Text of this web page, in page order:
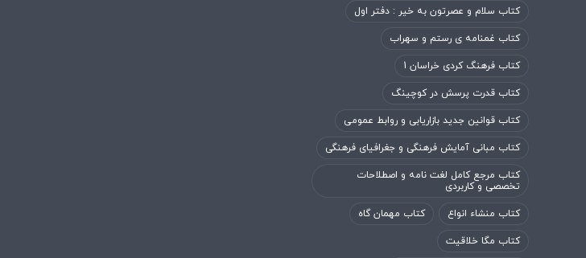
کتاب سلام و عصرتون به خیر : دفتر اول
کتاب غمنامه ی رستم و سهراب
کتاب فرهنگ کردی خراسان 1
کتاب قدرت پرسش در کوچینگ
کتاب قوانین جدید بازاریابی و روابط عمومی
کتاب مبانی آمایش فرهنگی و جغرافیای فرهنگی
کتاب مرجع کامل لغت نامه و اصطلاحات
تخصصی و کاربردی
کتاب منشاء انواع کتاب مهمان گاه
کتاب مگا خلاقیت